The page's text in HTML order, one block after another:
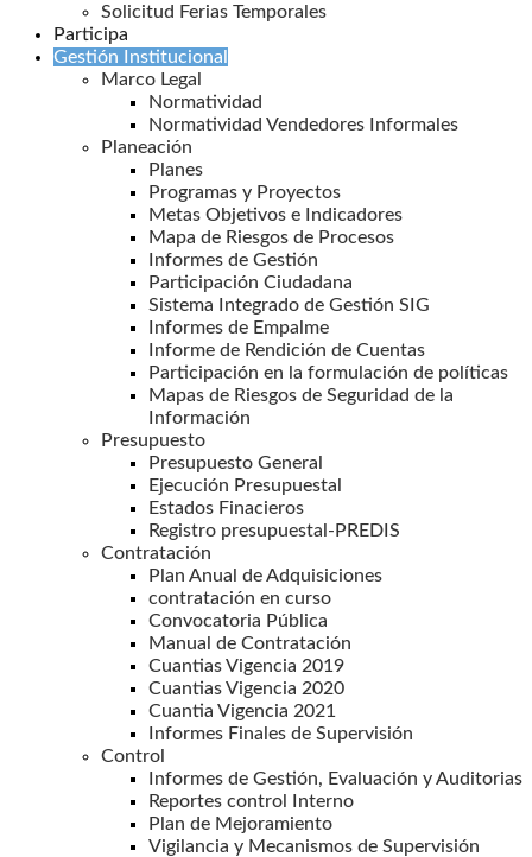
Solicitud Ferias Temporales
Participa
Gestión Institucional
Marco Legal
Normatividad
Normatividad Vendedores Informales
Planeación
Planes
Programas y Proyectos
Metas Objetivos e Indicadores
Mapa de Riesgos de Procesos
Informes de Gestión
Participación Ciudadana
Sistema Integrado de Gestión SIG
Informes de Empalme
Informe de Rendición de Cuentas
Participación en la formulación de políticas
Mapas de Riesgos de Seguridad de la
Información
Presupuesto
Presupuesto General
Ejecución Presupuestal
Estados Finacieros
Registro presupuestal-PREDIS
Contratación
Plan Anual de Adquisiciones
contratación en curso
Convocatoria Pública
Manual de Contratación
Cuantias Vigencia 2019
Cuantias Vigencia 2020
Cuantia Vigencia 2021
Informes Finales de Supervisión
Control
Informes de Gestión, Evaluación y Auditorias
Reportes control Interno
Plan de Mejoramiento
Vigilancia y Mecanismos de Supervisión